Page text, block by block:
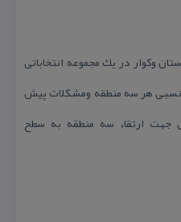
وكوار در یك مجموعه انتخاباتی
نسبی هر سه منطقه ومشكلات پیش
ارتقاء سه منطقه به سطح